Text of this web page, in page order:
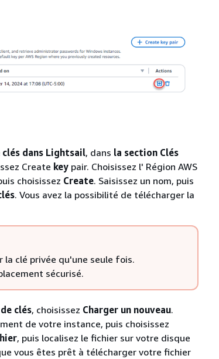
dans Lightsail, dans la section Clés
Create key pair. Choisissez l' Région AWS
choisissez Create. Saisissez un nom, puis
. Vous avez la possibilité de télécharger la
la clé privée qu'une seule fois.
sécurisé.
clés, choisissez Charger un nouveau.
de votre instance, puis choisissez
, puis localisez le fichier sur votre disque
vous êtes prêt à télécharger votre fichier